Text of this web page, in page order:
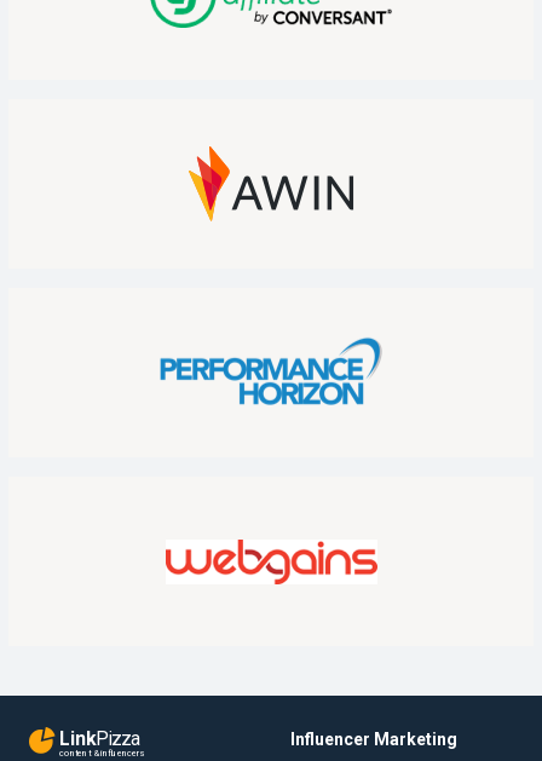
LinkPizza
content & influencers
Influencer Marketing